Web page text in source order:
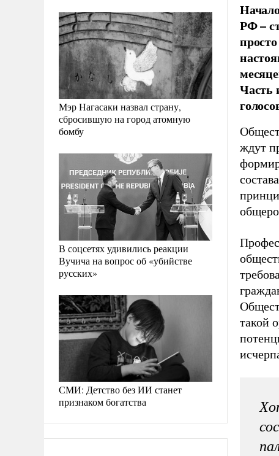
Мэр Нагасаки назвал страну,
сбросившую на город атомную
бомбу
В соцсетях удивились реакции
Вучича на вопрос об «убийстве
русских»
СМИ: Детство без ИИ станет
признаком богатства
РФ –
Часть
ждут
такой